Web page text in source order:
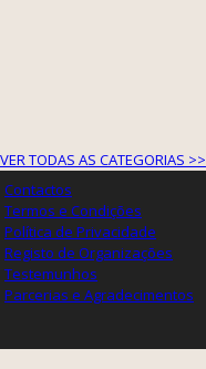
VER TODAS AS CATEGORIAS >>
Contactos
Termos e Condições
Política de Privacidade
Registo de Organizações
Testemunhos
Parcerias e Agradecimentos